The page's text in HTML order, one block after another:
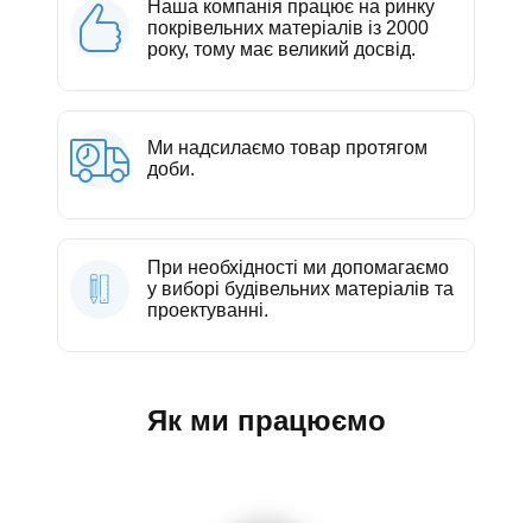
Наша компанія працює на ринку
покрівельних матеріалів із 2000
року, тому має великий досвід.
Ми надсилаємо товар протягом
доби.
При необхідності ми допомагаємо
у виборі будівельних матеріалів та
проектуванні.
Як ми працюємо